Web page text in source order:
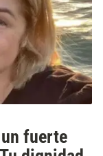
fuerte